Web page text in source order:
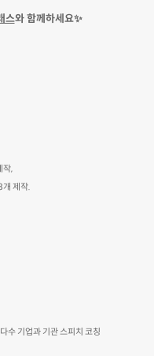
스와 함께하세요✨
작,
개 제작.
수 기업과 기관 스피치 코칭